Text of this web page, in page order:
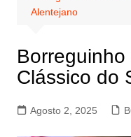
Alentejano
Clássico do
Agosto 2, 2025